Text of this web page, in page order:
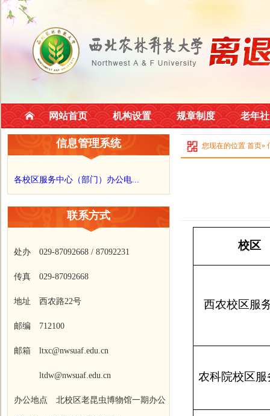
网站首页 机构设置 规章制度 老年
信息管理系统
各校区服务中心（部门）办公电...
联系方式
处办 029-87092668 / 87092231
传真 029-87092668
地址 西农路22号
邮编 712100
邮箱 ltxc@nwsuaf.edu.cn
ltdw@nwsuaf.edu.cn
办公地点 北校区老昆虫博物馆一期办公
您现在的位置 首页»
校区
西农校区服
农科院校区服